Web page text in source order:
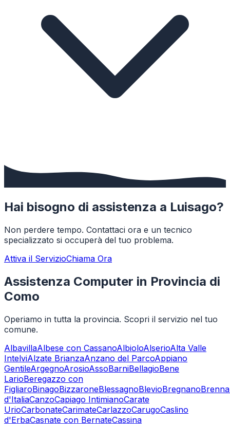
Hai bisogno di assistenza a Luisago?
Non perdere tempo. Contattaci ora e un tecnico
specializzato si occuperà del tuo problema.
Attiva il ServizioChiama Ora
Assistenza Computer in Provincia di
Como
Operiamo in tutta la provincia. Scopri il servizio nel tuo
comune.
AlbavillaAlbese con CassanoAlbioloAlserioAlta Valle
IntelviAlzate BrianzaAnzano del ParcoAppiano
GentileArgegnoArosioAssoBarniBellagioBene
LarioBeregazzo con
FigliaroBinagoBizzaroneBlessagnoBlevioBregnanoBrenna
d'ItaliaCanzoCapiago IntimianoCarate
UrioCarbonateCarimateCarlazzoCarugoCaslino
d'ErbaCasnate con BernateCassina